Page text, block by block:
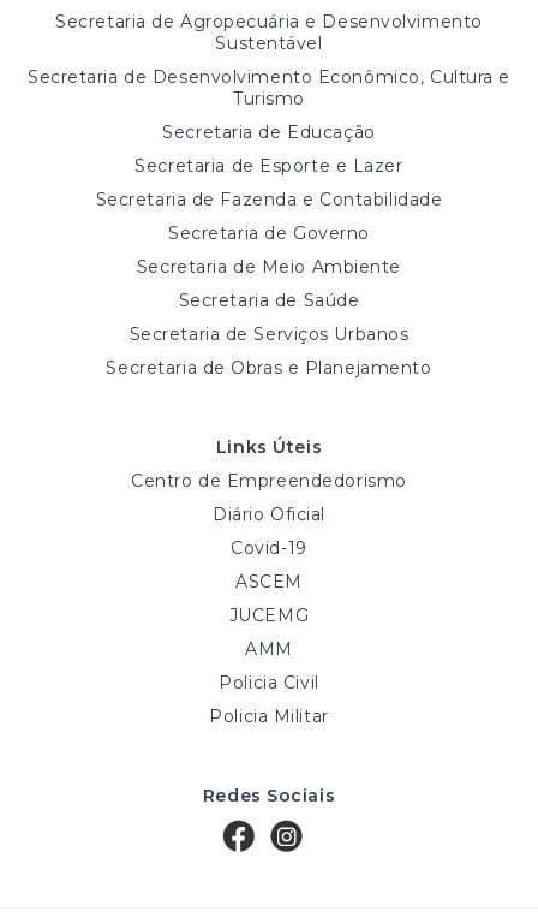
Secretaria de Agropecuária e Desenvolvimento
Sustentável
Secretaria de Desenvolvimento Econômico, Cultura e
Turismo
Secretaria de Educação
Secretaria de Esporte e Lazer
Secretaria de Fazenda e Contabilidade
Secretaria de Governo
Secretaria de Meio Ambiente
Secretaria de Saúde
Secretaria de Serviços Urbanos
Secretaria de Obras e Planejamento
Links Úteis
Centro de Empreendedorismo
Diário Oficial
Covid-19
ASCEM
JUCEMG
AMM
Policia Civil
Policia Militar
Redes Sociais